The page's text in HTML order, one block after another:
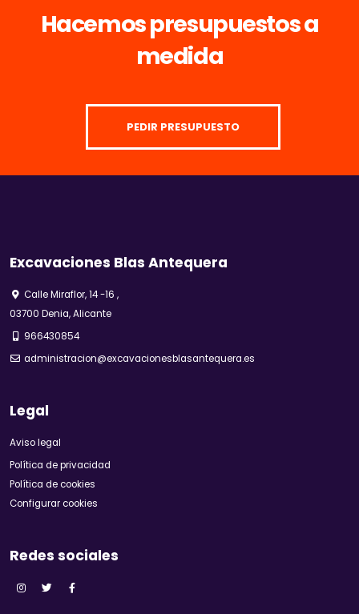
Hacemos presupuestos a
medida
PEDIR PRESUPUESTO
Excavaciones Blas Antequera
Calle Miraflor, 14 -16 ,
03700 Denia, Alicante
966430854
administracion@excavacionesblasantequera.es
Legal
Aviso legal
Política de privacidad
Política de cookies
Configurar cookies
Redes sociales